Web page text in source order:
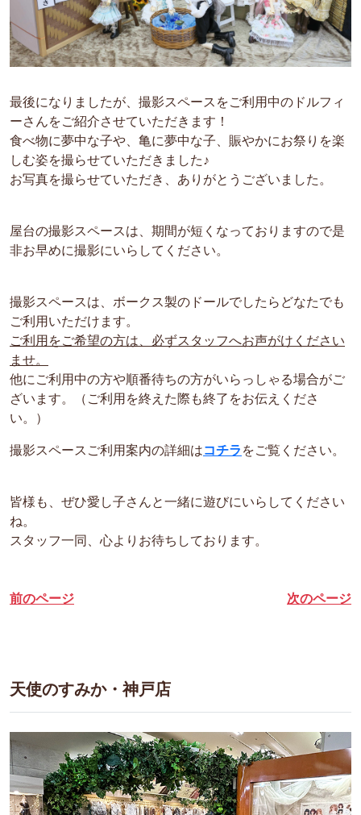
最後になりましたが、撮影スペースをご利用中のドルフィ
ーさんをご紹介させていただきます！
食べ物に夢中な子や、亀に夢中な子、賑やかにお祭りを楽
しむ姿を撮らせていただきました♪
お写真を撮らせていただき、ありがとうございました。
屋台の撮影スペースは、期間が短くなっておりますので是
非お早めに撮影にいらしてください。
撮影スペースは、ボークス製のドールでしたらどなたでも
ご利用いただけます。
ご利用をご希望の方は、必ずスタッフへお声がけください
ませ。
他にご利用中の方や順番待ちの方がいらっしゃる場合がご
ざいます。（ご利用を終えた際も終了をお伝えくださ
い。）
撮影スペースご利用案内の詳細はコチラ をご覧ください。
皆様も、ぜひ愛し子さんと一緒に遊びにいらしてください
ね。
スタッフ一同、心よりお待ちしております。
前のページ 次のページ
天使のすみか・神戸店